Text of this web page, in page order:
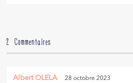
2 Commentaires
Albert OLELA 28 octobre 2023